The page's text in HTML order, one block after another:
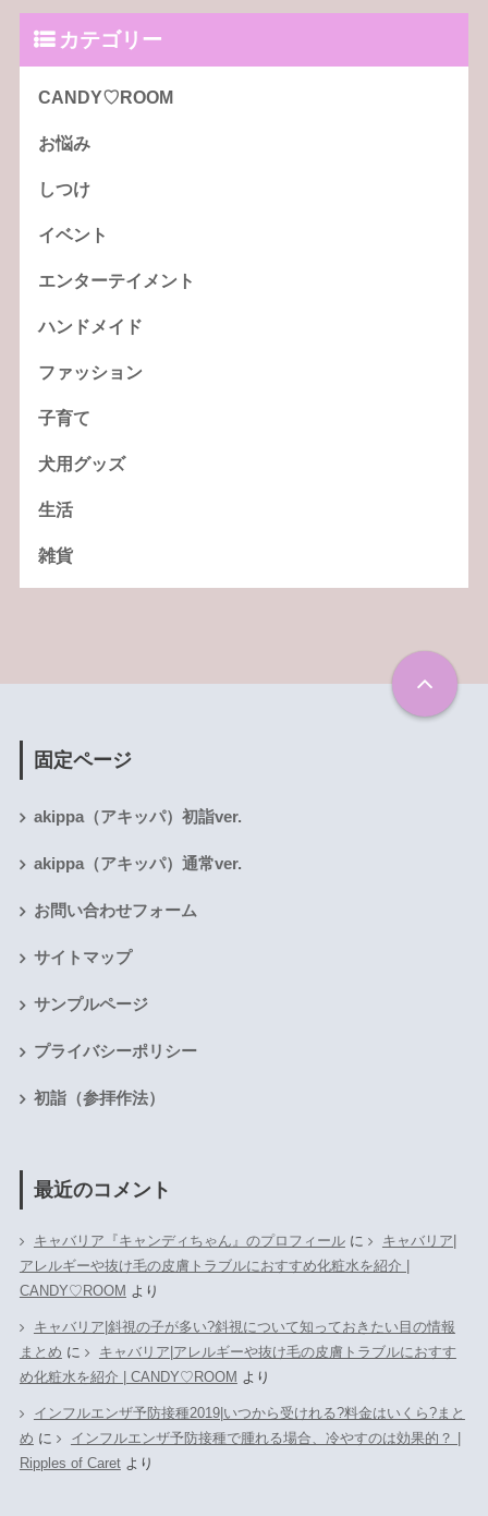
カテゴリー
CANDY♡ROOM
お悩み
しつけ
イベント
エンターテイメント
ハンドメイド
ファッション
子育て
犬用グッズ
生活
雑貨
固定ページ
akippa（アキッパ）初詣ver.
akippa（アキッパ）通常ver.
お問い合わせフォーム
サイトマップ
サンプルページ
プライバシーポリシー
初詣（参拝作法）
最近のコメント
キャバリア『キャンディちゃん』のプロフィールに
キャバリア|
アレルギーや抜け毛の皮膚トラブルにおすすめ化粧水を紹介 |
CANDY♡ROOM より
キャバリア|斜視の子が多い?斜視について知っておきたい目の情報
まとめ に
キャバリア|アレルギーや抜け毛の皮膚トラブルにおすす
め化粧水を紹介 | CANDY♡ROOM より
インフルエンザ予防接種2019|いつから受けれる?料金はいくら?まと
め に
インフルエンザ予防接種で腫れる場合、冷やすのは効果的？ |
Ripples of Caretより